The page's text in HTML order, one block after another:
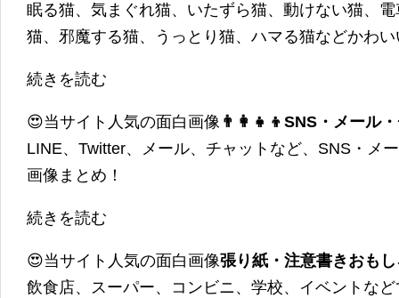
眠る猫、気まぐれ猫、いたずら猫、動けない猫、
猫、邪魔する猫、うっとり猫、ハマる猫などかわ
続きを読む
😍当サイト人気の面白画像 👨‍👩‍👧‍👦SNS・メール
LINE、Twitter、メール、チャットなど、SNS・メ
画像まとめ！
続きを読む
😍当サイト人気の面白画像張り紙・注意書きおも
飲食店、スーパー、コンビニ、学校、イベントな